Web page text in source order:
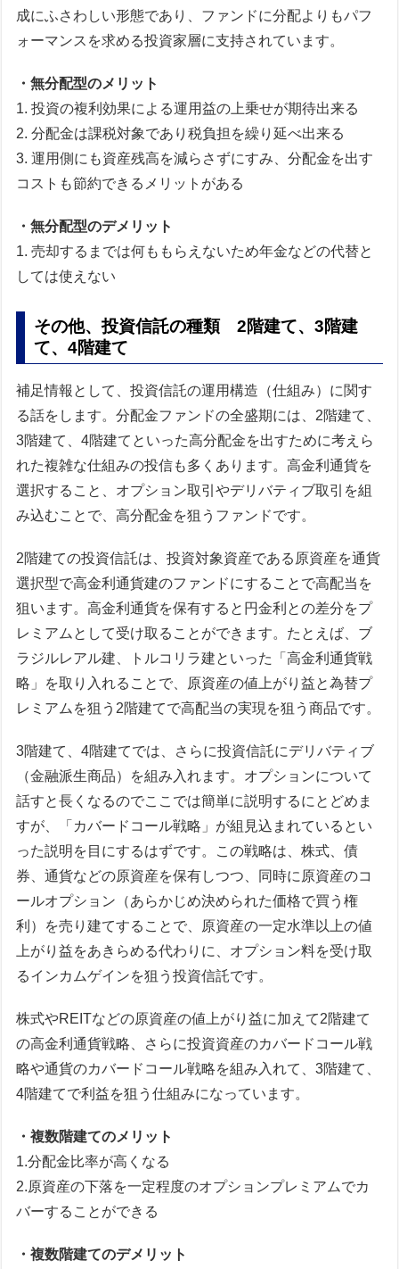
成にふさわしい形態であり、ファンドに分配よりもパフ
ォーマンスを求める投資家層に支持されています。
・無分配型のメリット
1. 投資の複利効果による運用益の上乗せが期待出来る
2. 分配金は課税対象であり税負担を繰り延べ出来る
3. 運用側にも資産残高を減らさずにすみ、分配金を出す
コストも節約できるメリットがある
・無分配型のデメリット
1. 売却するまでは何ももらえないため年金などの代替と
しては使えない
その他、投資信託の種類 2階建て、3階建
て、4階建て
補足情報として、投資信託の運用構造（仕組み）に関す
る話をします。分配金ファンドの全盛期には、2階建て、
3階建て、4階建てといった高分配金を出すために考えら
れた複雑な仕組みの投信も多くあります。高金利通貨を
選択すること、オプション取引やデリバティブ取引を組
み込むことで、高分配金を狙うファンドです。
2階建ての投資信託は、投資対象資産である原資産を通貨
選択型で高金利通貨建のファンドにすることで高配当を
狙います。高金利通貨を保有すると円金利との差分をプ
レミアムとして受け取ることができます。たとえば、ブ
ラジルレアル建、トルコリラ建といった「高金利通貨戦
略」を取り入れることで、原資産の値上がり益と為替プ
レミアムを狙う2階建てで高配当の実現を狙う商品です。
3階建て、4階建てでは、さらに投資信託にデリバティブ
（金融派生商品）を組み入れます。オプションについて
話すと長くなるのでここでは簡単に説明するにとどめま
すが、「カバードコール戦略」が組見込まれているとい
った説明を目にするはずです。この戦略は、株式、債
券、通貨などの原資産を保有しつつ、同時に原資産のコ
ールオプション（あらかじめ決められた価格で買う権
利）を売り建てすることで、原資産の一定水準以上の値
上がり益をあきらめる代わりに、オプション料を受け取
るインカムゲインを狙う投資信託です。
株式やREITなどの原資産の値上がり益に加えて2階建て
の高金利通貨戦略、さらに投資資産のカバードコール戦
略や通貨のカバードコール戦略を組み入れて、3階建て、
4階建てで利益を狙う仕組みになっています。
・複数階建てのメリット
1.分配金比率が高くなる
2.原資産の下落を一定程度のオプションプレミアムでカ
バーすることができる
・複数階建てのデメリット